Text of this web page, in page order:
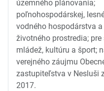
územného plánovania;
poľnohospodárskej,
vodného hospodárstva
životného prostredia; pre
mládež, kultúru a šport;
verejného záujmu
zastupiteľstva v Nesluši
2017.